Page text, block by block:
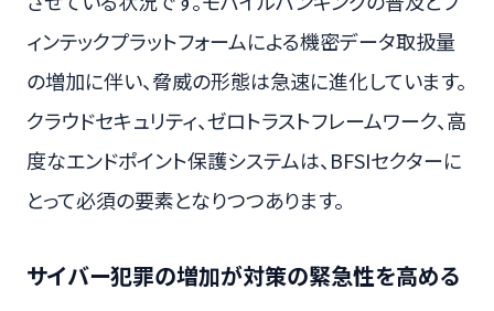
ィンテックプラットフォームによる機密データ取扱量
の増加に伴い、脅威の形態は急速に進化しています。
クラウドセキュリティ、ゼロトラストフレームワーク、高
度なエンドポイント保護システムは、BFSIセクターに
とって必須の要素となりつつあります。
サイバー犯罪の増加が対策の緊急性を高める